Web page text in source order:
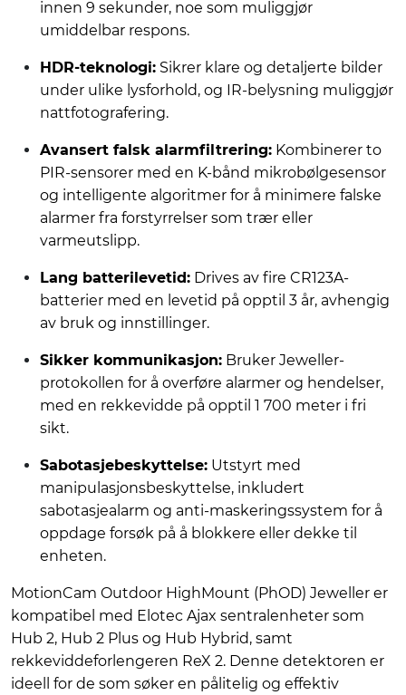
innen 9 sekunder, noe som muliggjør
umiddelbar respons.
HDR-teknologi: Sikrer klare og detaljerte bilder
under ulike lysforhold, og IR-belysning muliggjør
nattfotografering.
Avansert falsk alarmfiltrering: Kombinerer to
PIR-sensorer med en K-bånd mikrobølgesensor
og intelligente algoritmer for å minimere falske
alarmer fra forstyrrelser som trær eller
varmeutslipp.
Lang batterilevetid: Drives av fire CR123A-
batterier med en levetid på opptil 3 år, avhengig
av bruk og innstillinger.
Sikker kommunikasjon: Bruker Jeweller-
protokollen for å overføre alarmer og hendelser,
med en rekkevidde på opptil 1 700 meter i fri
sikt.
Sabotasjebeskyttelse: Utstyrt med
manipulasjonsbeskyttelse, inkludert
sabotasjealarm og anti-maskeringssystem for å
oppdage forsøk på å blokkere eller dekke til
enheten.
MotionCam Outdoor HighMount (PhOD) Jeweller er
kompatibel med Elotec Ajax sentralenheter som
Hub 2, Hub 2 Plus og Hub Hybrid, samt
rekkeviddeforlengeren ReX 2. Denne detektoren er
ideell for de som søker en pålitelig og effektiv